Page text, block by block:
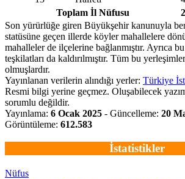
Toplam İl Nüfusu
Son yürürlüğe giren Büyükşehir kanunuyla
statüsüne geçen illerde köyler mahallelere
mahalleler de ilçelerine bağlanmıştır. Ayrıca
teşkilatları da kaldırılmıştır. Tüm bu
olmuşlardır.
Yayınlanan verilerin alındığı yerler: Türkiye
Resmi bilgi yerine geçmez. Oluşabilecek
sorumlu değildir.
Yayınlama: 6 Ocak 2025 - Güncelleme: 20
Görüntüleme: 612.583
İstatistikler
Nüfus